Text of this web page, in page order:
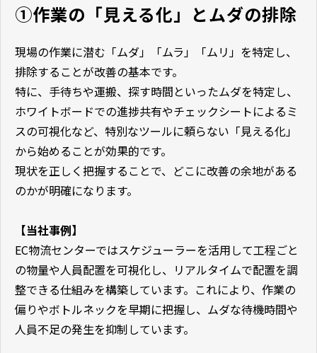
①作業の「見える化」とムダの排除
現場の作業に潜む「ムダ」「ムラ」「ムリ」を特定し、
排除することが改善の基本です。
特に、手待ちや運搬、探す時間といったムダを特定し、
ホワイトボードでの進捗共有やチェックシートによるミ
スの可視化など、特別なツールに頼らない「見える化」
から始めることが効果的です。
現状を正しく把握することで、どこに改善の余地がある
のかが明確になります。
【当社事例】
EC物流センターではスケジューラーを活用して工程ごと
の物量や人員配置を可視化し、リアルタイムで配置を調
整できる仕組みを構築しています。これにより、作業の
偏りやボトルネックを早期に把握し、ムダな待機時間や
人員不足の発生を抑制しています。